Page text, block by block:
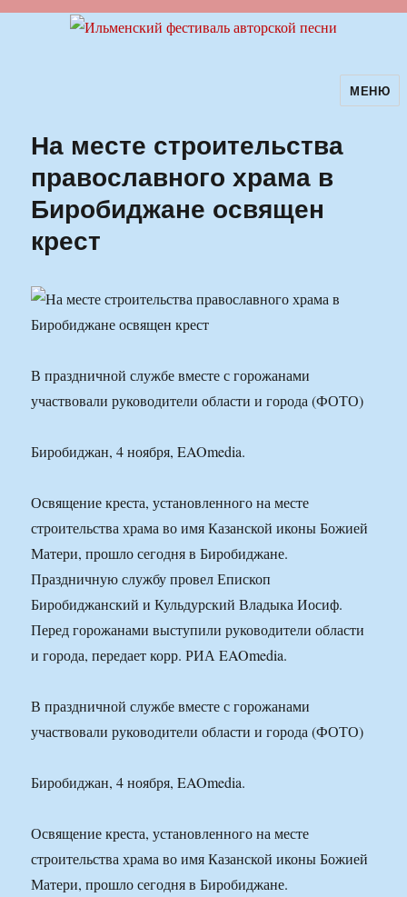
Ильменский фестиваль авторскойМЕНЮ
На месте строительства
православного храма в
Биробиджане освящен
крест
В праздничной службе вместе с горожанами
участвовали руководители области и города (ФОТО)
Биробиджан, 4 ноября, EAOmedia.
Освящение креста, установленного на месте
строительства храма во имя Казанской иконы Божией
Матери, прошло сегодня в Биробиджане.
Праздничную службу провел Епископ
Биробиджанский и Кульдурский Владыка Иосиф.
Перед горожанами выступили руководители области
и города, передает корр. РИА EAOmedia.
В праздничной службе вместе с горожанами
участвовали руководители области и города (ФОТО)
Биробиджан, 4 ноября, EAOmedia.
Освящение креста, установленного на месте
строительства храма во имя Казанской иконы Божией
Матери, прошло сегодня в Биробиджане.